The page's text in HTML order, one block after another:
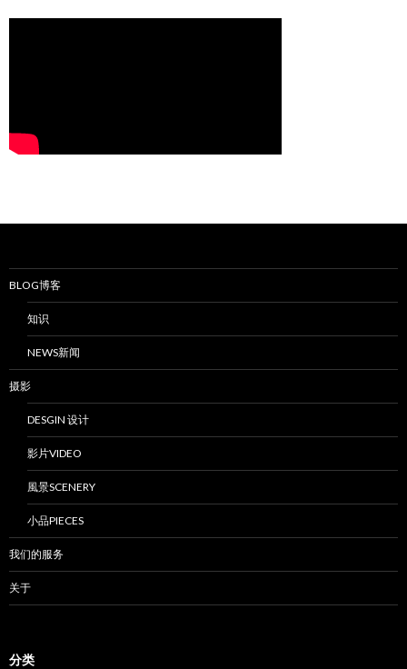
BLOG博客
知识
NEWS新闻
摄影
DESGIN 设计
影片VIDEO
風景SCENERY
小品PIECES
我们的服务
关于
分类